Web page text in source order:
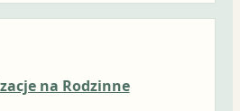
na Rodzinne